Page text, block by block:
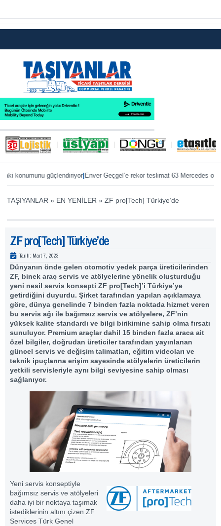
güçlendiriyor|Enver Geçgel’e rekor teslimat 63 Mercedes otobüs
TAŞIYANLAR » EN YENİLER » ZF pro[Tech] Türkiye’de
ZF pro[Tech] Türkiye’de
Tarih: Mart 7, 2023
Dünyanın önde gelen otomotiv yedek parça üreticilerinden
ZF, binek araç servis ve atölyelerine yönelik oluşturduğu
yeni nesil servis konsepti ZF pro[Tech]’i Türkiye’ye
getirdiğini duyurdu. Şirket tarafından yapılan açıklamaya
göre, dünya genelinde 7 binden fazla noktada hizmet veren
bu servis ağı ile bağımsız servis ve atölyelere, ZF’nin
yüksek kalite standardı ve bilgi birikimine sahip olma fırsatı
sunuluyor. Premium araçlar dahil 15 binden fazla araca ait
özel bilgiler, doğrudan üreticiler tarafından yayınlanan
güncel servis ve değişim talimatları, eğitim videoları ve
teknik ipuçlarına erişim sayesinde atölyelerin üreticilerin
yetkili servisleriyle aynı bilgi seviyesine sahip olması
sağlanıyor.
Yeni servis konseptiyle
bağımsız servis ve atölyeleri
daha iyi bir noktaya taşımak
istediklerinin altını çizen ZF
Services Türk Genel